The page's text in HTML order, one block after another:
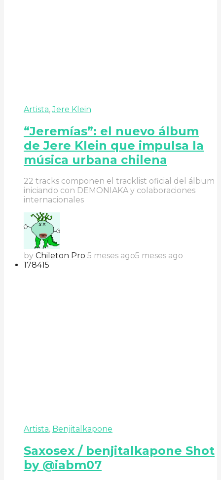
Artista,Jere Klein
“Jeremías”: el nuevo álbum
de Jere Klein que impulsa la
música urbana chilena
22 tracks componen el tracklist oficial del álbum
iniciando con DEMONIAKA y colaboraciones
internacionales
by Chileton Pro 5 meses ago5 meses ago
178415
Artista, Benjitalkapone
Saxosex / benjitalkapone Shot
by @iabm07